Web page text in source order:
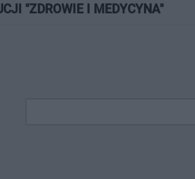
"ZDROWIE I MEDYCYNA"